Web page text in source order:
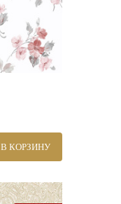
В КОРЗИНУ